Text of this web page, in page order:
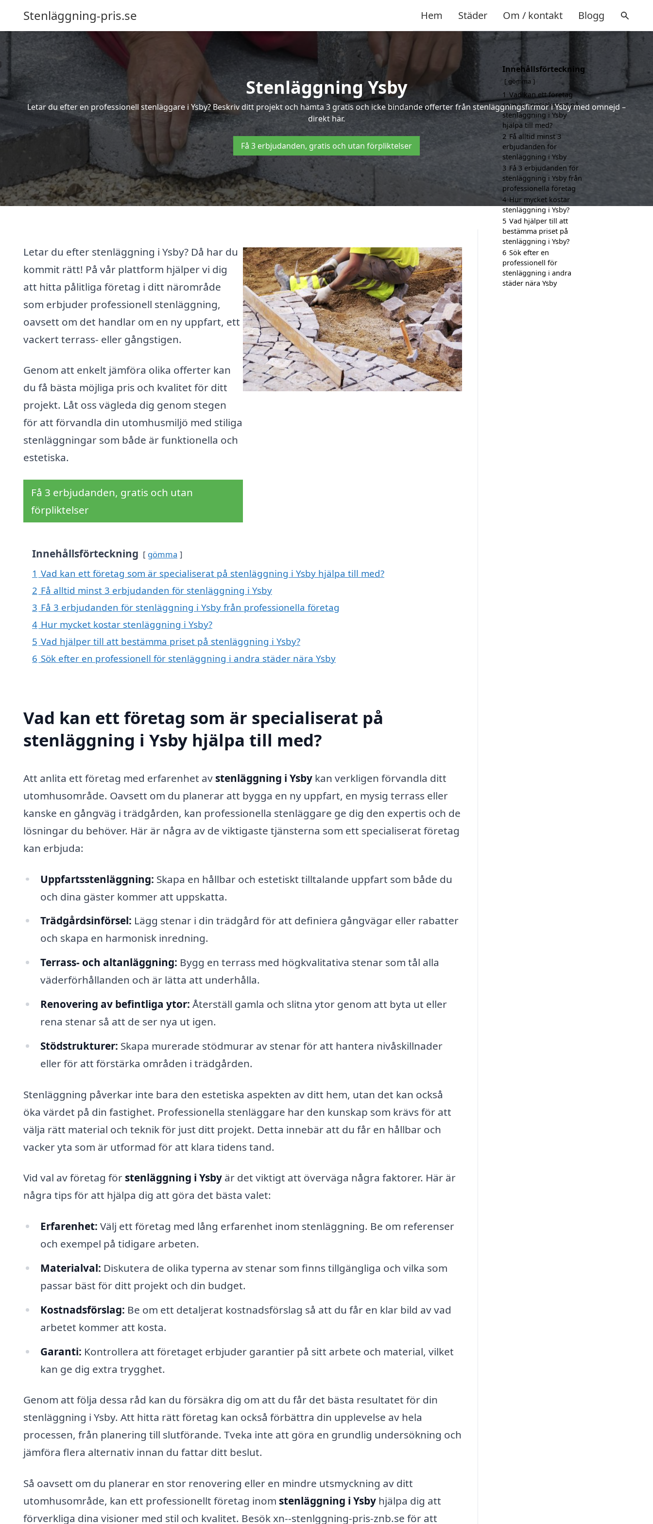
Stenläggning-pris.se Hem Städer Om / kontakt Blogg
Stenläggning Ysby
Letar du efter en professionell stenläggare i Ysby? Beskriv ditt projekt och hämta 3 gratis och icke bindande offerter från stenläggningsfirmor i Ysby med omnejd –
direkt här.
Få 3 erbjudanden, gratis och utan förpliktelser
Letar du efter stenläggning i Ysby? Då har du
kommit rätt! På vår plattform hjälper vi dig
att hitta pålitliga företag i ditt närområde
som erbjuder professionell stenläggning,
oavsett om det handlar om en ny uppfart, ett
vackert terrass- eller gångstigen.
Genom att enkelt jämföra olika offerter kan
du få bästa möjliga pris och kvalitet för ditt
projekt. Låt oss vägleda dig genom stegen
för att förvandla din utomhusmiljö med stiliga
stenläggningar som både är funktionella och
estetiska.
Få 3 erbjudanden, gratis och utan
förpliktelser
Innehållsförteckning gömma
1 Vad kan ett företag som är specialiserat på stenläggning i Ysby hjälpa till med?
2 Få alltid minst 3 erbjudanden för stenläggning i Ysby
3 Få 3 erbjudanden för stenläggning i Ysby från professionella företag
4 Hur mycket kostar stenläggning i Ysby?
5 Vad hjälper till att bestämma priset på stenläggning i Ysby?
6 Sök efter en professionell för stenläggning i andra städer nära Ysby
Vad kan ett företag som är specialiserat på
stenläggning i Ysby hjälpa till med?
Att anlita ett företag med erfarenhet av stenläggning i Ysby kan verkligen förvandla ditt
utomhusområde. Oavsett om du planerar att bygga en ny uppfart, en mysig terrass eller
kanske en gångväg i trädgården, kan professionella stenläggare ge dig den expertis och de
lösningar du behöver. Här är några av de viktigaste tjänsterna som ett specialiserat företag
kan erbjuda:
Uppfartsstenläggning: Skapa en hållbar och estetiskt tilltalande uppfart som både du
och dina gäster kommer att uppskatta.
Trädgårdsinförsel: Lägg stenar i din trädgård för att definiera gångvägar eller rabatter
och skapa en harmonisk inredning.
Terrass- och altanläggning: Bygg en terrass med högkvalitativa stenar som tål alla
väderförhållanden och är lätta att underhålla.
Renovering av befintliga ytor: Återställ gamla och slitna ytor genom att byta ut eller
rena stenar så att de ser nya ut igen.
Stödstrukturer: Skapa murerade stödmurar av stenar för att hantera nivåskillnader
eller för att förstärka områden i trädgården.
Stenläggning påverkar inte bara den estetiska aspekten av ditt hem, utan det kan också
öka värdet på din fastighet. Professionella stenläggare har den kunskap som krävs för att
välja rätt material och teknik för just ditt projekt. Detta innebär att du får en hållbar och
vacker yta som är utformad för att klara tidens tand.
Vid val av företag för stenläggning i Ysby är det viktigt att överväga några faktorer. Här är
några tips för att hjälpa dig att göra det bästa valet:
Erfarenhet: Välj ett företag med lång erfarenhet inom stenläggning. Be om referenser
och exempel på tidigare arbeten.
Materialval: Diskutera de olika typerna av stenar som finns tillgängliga och vilka som
passar bäst för ditt projekt och din budget.
Kostnadsförslag: Be om ett detaljerat kostnadsförslag så att du får en klar bild av vad
arbetet kommer att kosta.
Garanti: Kontrollera att företaget erbjuder garantier på sitt arbete och material, vilket
kan ge dig extra trygghet.
Genom att följa dessa råd kan du försäkra dig om att du får det bästa resultatet för din
stenläggning i Ysby. Att hitta rätt företag kan också förbättra din upplevelse av hela
processen, från planering till slutförande. Tveka inte att göra en grundlig undersökning och
jämföra flera alternativ innan du fattar ditt beslut.
Så oavsett om du planerar en stor renovering eller en mindre utsmyckning av ditt
utomhusområde, kan ett professionellt företag inom stenläggning i Ysby hjälpa dig att
förverkliga dina visioner med stil och kvalitet. Besök xn--stenlggning-pris-znb.se för att
Innehållsförteckning
gömma
1 Vad kan ett företag
som är specialiserat på
stenläggning i Ysby
hjälpa till med?
2 Få alltid minst 3
erbjudanden för
stenläggning i Ysby
3 Få 3 erbjudanden för
stenläggning i Ysby från
professionella företag
4 Hur mycket kostar
stenläggning i Ysby?
5 Vad hjälper till att
bestämma priset på
stenläggning i Ysby?
6 Sök efter en
professionell för
stenläggning i andra
städer nära Ysby